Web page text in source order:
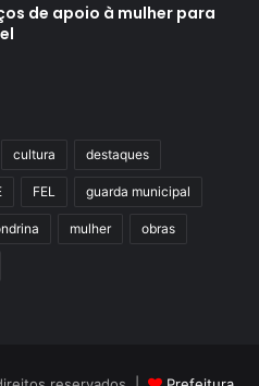
de apoio à mulher para
cultura destaques
FEL guarda municipal
mulher obras